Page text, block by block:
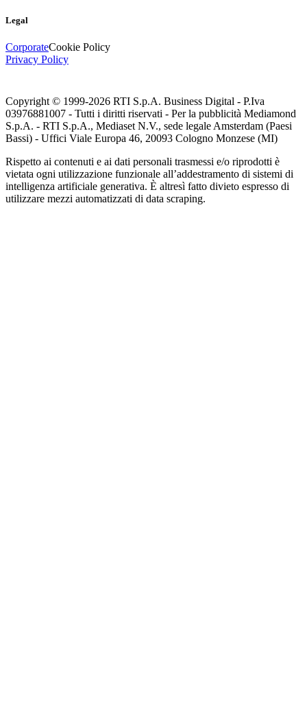
Legal
CorporateCookie Policy
Privacy Policy
Copyright © 1999-2026 RTI S.p.A. Business Digital - P.Iva
03976881007 - Tutti i diritti riservati - Per la pubblicità Mediamond
S.p.A. - RTI S.p.A., Mediaset N.V., sede legale Amsterdam (Paesi
Bassi) - Uffici Viale Europa 46, 20093 Cologno Monzese (MI)
Rispetto ai contenuti e ai dati personali trasmessi e/o riprodotti è
vietata ogni utilizzazione funzionale all’addestramento di sistemi di
intelligenza artificiale generativa. È altresì fatto divieto espresso di
utilizzare mezzi automatizzati di data scraping.